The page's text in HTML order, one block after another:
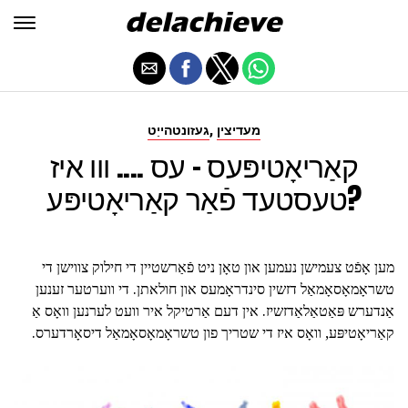
געזונטהייַט, מעדיצין
קאַריאָטיפּעס - עס .... ווו איז
טעסטעד פֿאַר קאַריאָטיפּע?
מען אָפֿט צעמישן נעמען און טאָן ניט פֿאַרשטיין די חילוק צווישן די
טשראָמאָסאָמאַל דזשין סינדראָמעס און חולאתן. די ווערטער זענען
אַנדערש פּאַטאַלאַדזשיז. אין דעם אַרטיקל איר וועט לערנען וואָס אַ
קאַריאָטיפּע, וואָס איז די שטריך פון טשראָמאָסאָמאַל דיסאָרדערס.